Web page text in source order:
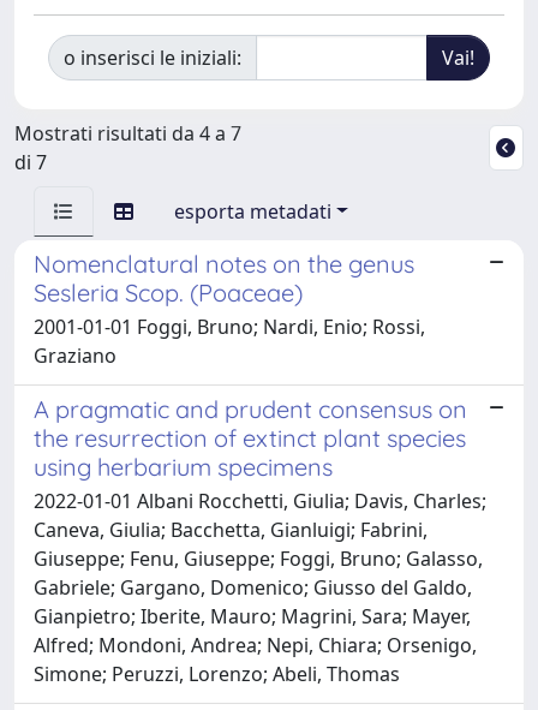
o inserisci le iniziali:
Mostrati risultati da 4 a 7
di 7
esporta metadati
Nomenclatural notes on the genus
Sesleria Scop. (Poaceae)
2001-01-01 Foggi, Bruno; Nardi, Enio; Rossi,
Graziano
A pragmatic and prudent consensus on
the resurrection of extinct plant species
using herbarium specimens
2022-01-01 Albani Rocchetti, Giulia; Davis, Charles;
Caneva, Giulia; Bacchetta, Gianluigi; Fabrini,
Giuseppe; Fenu, Giuseppe; Foggi, Bruno; Galasso,
Gabriele; Gargano, Domenico; Giusso del Galdo,
Gianpietro; Iberite, Mauro; Magrini, Sara; Mayer,
Alfred; Mondoni, Andrea; Nepi, Chiara; Orsenigo,
Simone; Peruzzi, Lorenzo; Abeli, Thomas